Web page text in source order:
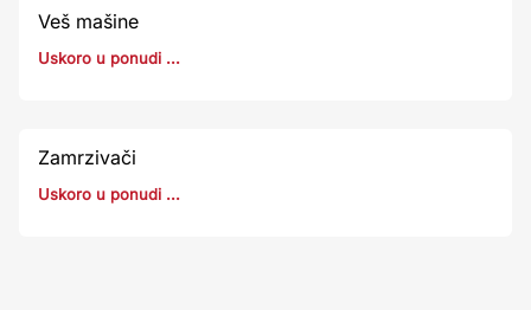
Veš mašine
Uskoro u ponudi ...
Zamrzivači
Uskoro u ponudi ...